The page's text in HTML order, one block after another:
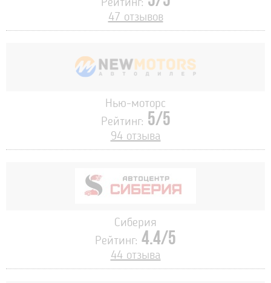
Рейтинг:
47 отзывов
Нью-моторс
Рейтинг: 5/5
94 отзыва
Сиберия
Рейтинг: 4.4/5
44 отзыва